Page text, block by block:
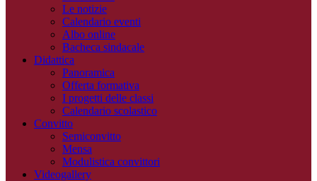
Le notizie
Calendario eventi
Albo online
Bacheca sindacale
Didattica
Panoramica
Offerta formativa
I progetti delle classi
Calendario scolastico
Convitto
Semiconvitto
Mensa
Modulistica convittori
Videogallery